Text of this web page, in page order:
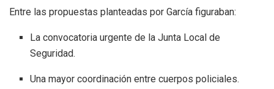
Entre las propuestas planteadas por García figuraban:
La convocatoria urgente de la Junta Local de
Seguridad.
Una mayor coordinación entre cuerpos policiales.